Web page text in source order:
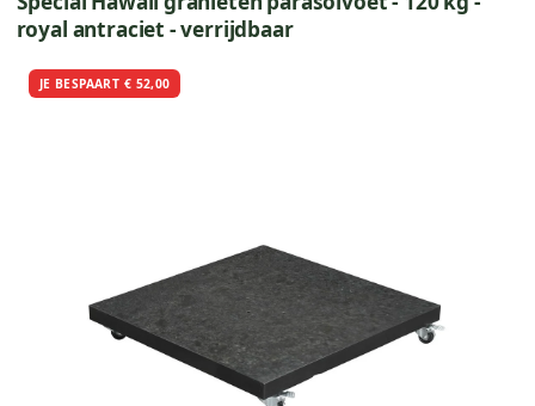
royal antraciet - verrijdbaar
JE BESPAART € 52,00